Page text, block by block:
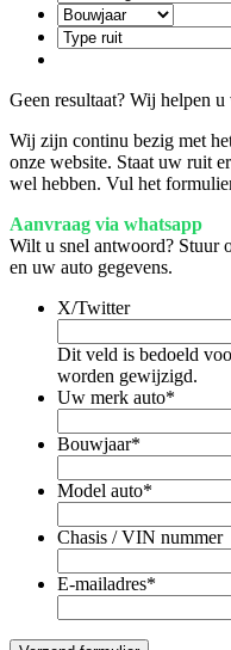
Geen resultaat? Wij helpen u
Wij zijn continu bezig met
onze website. Staat uw ruit
wel hebben. Vul het
Aanvraag via whatsapp
Wilt u snel antwoord? Stuur
en uw auto gegevens.
X/Twitter
Dit veld is bedoeld
worden gewijzigd.
Uw merk auto*
Bouwjaar*
Model auto*
Chasis / VIN nummer
E-mailadres*